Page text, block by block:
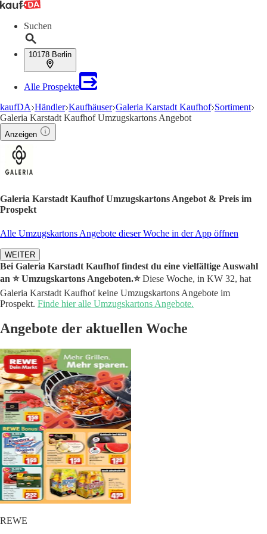
Suchen
10178 Berlin
Alle Prospekte
kaufDA Händler Kaufhäuser Galeria Karstadt Kaufhof Sortiment
Galeria Karstadt Kaufhof Umzugskartons Angebot
Anzeigen
Galeria Karstadt Kaufhof Umzugskartons Angebot & Preis im
Prospekt
Alle Umzugskartons Angebote dieser Woche in der App öffnen
WEITER
Bei Galeria Karstadt Kaufhof findest du eine vielfältige Auswahl
an ⭐️ Umzugskartons Angeboten.⭐️Diese Woche, in KW 32, hat
Galeria Karstadt Kaufhof keine Umzugskartons Angebote im
Prospekt. Finde hier alle Umzugskartons Angebote.
Angebote der aktuellen Woche
REWE